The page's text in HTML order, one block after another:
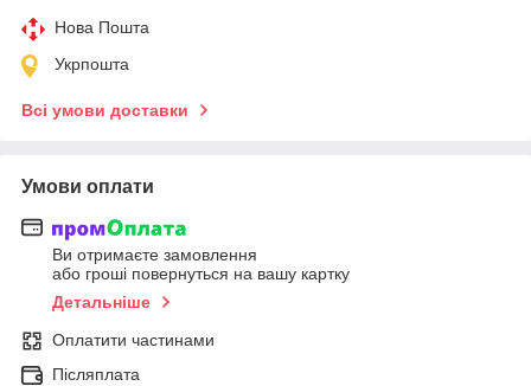
Нова Пошта
Укрпошта
Всі умови доставки
Умови оплати
Ви отримаєте замовлення
або гроші повернуться на вашу картку
Детальніше
Оплатити частинами
Післяплата